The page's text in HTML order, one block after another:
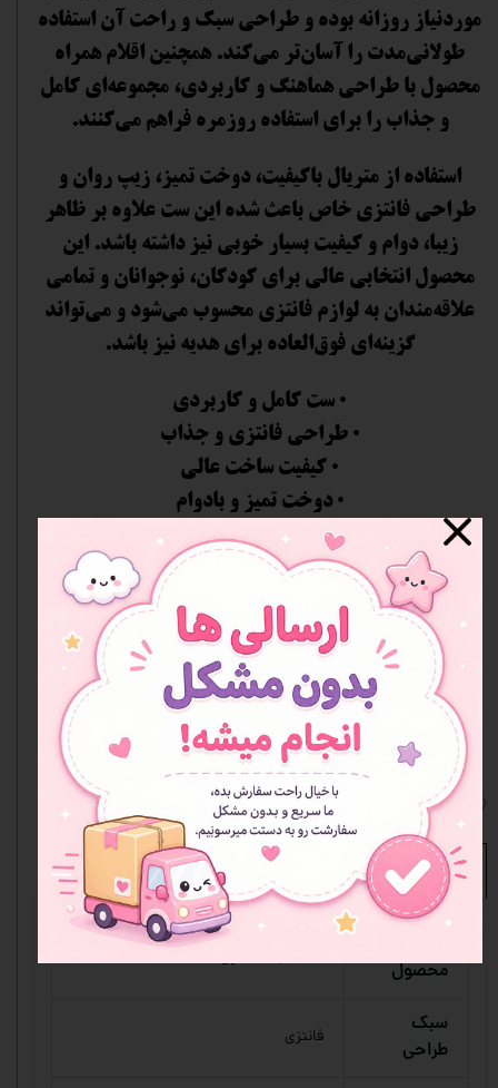
موردنیاز روزانه بوده و طراحی سبک و راحت آن استفاده
طولانی‌مدت را آسان‌تر می‌کند. همچنین اقلام همراه
محصول با طراحی هماهنگ و کاربردی، مجموعه‌ای کامل
و جذاب را برای استفاده روزمره فراهم می‌کنند.
استفاده از متریال باکیفیت، دوخت تمیز، زیپ روان و
طراحی فانتزی خاص باعث شده این ست علاوه بر ظاهر
زیبا، دوام و کیفیت بسیار خوبی نیز داشته باشد. این
محصول انتخابی عالی برای کودکان، نوجوانان و تمامی
علاقه‌مندان به لوازم فانتزی محسوب می‌شود و می‌تواند
گزینه‌ای فوق‌العاده برای هدیه نیز باشد.
• ست کامل و کاربردی
• طراحی فانتزی و جذاب
• کیفیت ساخت عالی
• دوخت تمیز و بادوام
• زیپ روان و باکیفیت
• سبک و راحت
• مناسب مدرسه و استفاده روزمره
• دارای طرح‌های متنوع فانتزی
• مناسب هدیه
• وارداتی و خارجی
طرح دسته کلید رندوم ارسال میشود
افزودن به علاقه مندی ها
مشخصات محصول نظرات
محصول
ست کیف فانتزی
سبک
طراحی
فانتزی